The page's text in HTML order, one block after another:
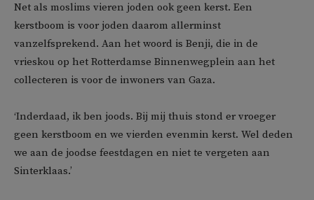
Net als moslims vieren joden ook geen kerst. Een
kerstboom is voor joden daarom allerminst
vanzelfsprekend. Aan het woord is Benji, die in de
vrieskou op het Rotterdamse Binnenwegplein aan het
collecteren is voor de inwoners van Gaza.
‘Inderdaad, ik ben joods. Bij mij thuis stond er vroeger
geen kerstboom en we vierden evenmin kerst. Wel deden
we aan de joodse feestdagen en niet te vergeten aan
Sinterklaas.’